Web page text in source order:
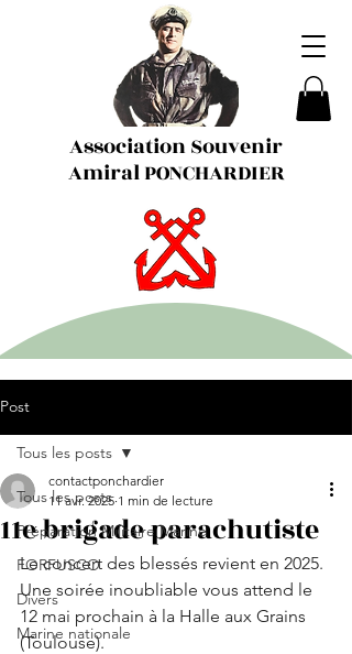
Association Souvenir
Amiral PONCHARDIER
Post
Tous les posts
Préparation Militaire Marine
FORFUSCO
Divers
Marine nationale
Tous les posts
11e brigade parachutiste
contactponchardier
11 avr. 2025 1 min de lecture
Le concert des blessés revient en 2025.
Une soirée inoubliable vous attend le
12 mai prochain à la Halle aux Grains
(Toulouse).